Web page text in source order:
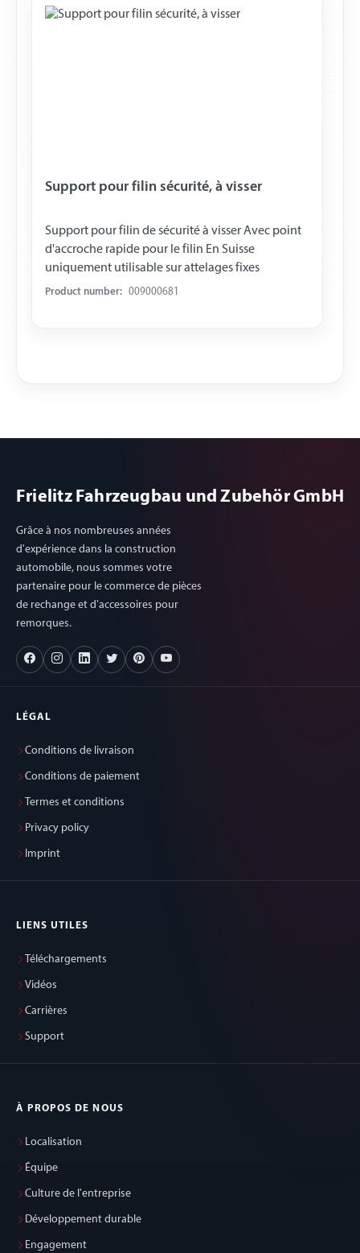
Support pour filin sécurité, à visser
Support pour filin de sécurité à visser Avec point
d'accroche rapide pour le filin En Suisse
uniquement utilisable sur attelages fixes
Product number: 009000681
Frielitz Fahrzeugbau und Zubehör GmbH
Grâce à nos nombreuses années
d'expérience dans la construction
automobile, nous sommes votre
partenaire pour le commerce de pièces
de rechange et d'accessoires pour
remorques.
LÉGAL
Conditions de livraison
Conditions de paiement
Termes et conditions
Privacy policy
Imprint
LIENS UTILES
Téléchargements
Vidéos
Carrières
Support
À PROPOS DE NOUS
Localisation
Équipe
Culture de l'entreprise
Développement durable
Engagement